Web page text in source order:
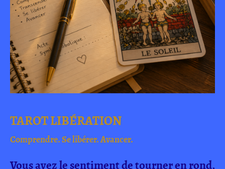
TAROT LIBÉRATION
Comprendre. Se libérer. Avancer.
Vous avez le sentiment de tourner en rond,